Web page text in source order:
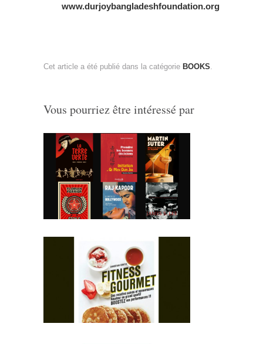
www.durjoybangladeshfoundation.org
Cet article a été publié dans la catégorie BOOKS.
Vous pourriez être intéressé par